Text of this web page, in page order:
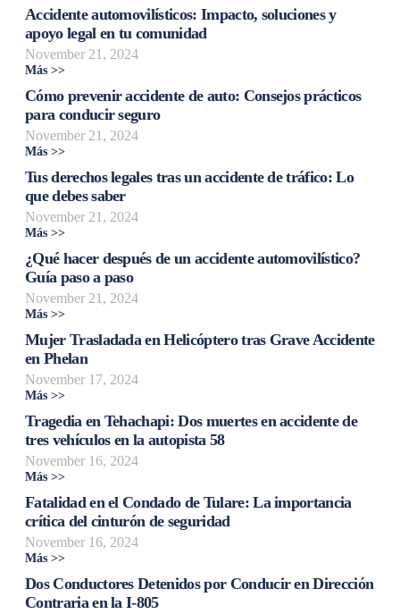
Accidente automovilísticos: Impacto, soluciones y
apoyo legal en tu comunidad
November 21, 2024
Más >>
Cómo prevenir accidente de auto: Consejos prácticos
para conducir seguro
November 21, 2024
Más >>
Tus derechos legales tras un accidente de tráfico: Lo
que debes saber
November 21, 2024
Más >>
¿Qué hacer después de un accidente automovilístico?
Guía paso a paso
November 21, 2024
Más >>
Mujer Trasladada en Helicóptero tras Grave Accidente
en Phelan
November 17, 2024
Más >>
Tragedia en Tehachapi: Dos muertes en accidente de
tres vehículos en la autopista 58
November 16, 2024
Más >>
Fatalidad en el Condado de Tulare: La importancia
crítica del cinturón de seguridad
November 16, 2024
Más >>
Dos Conductores Detenidos por Conducir en Dirección
Contraria en la I-805